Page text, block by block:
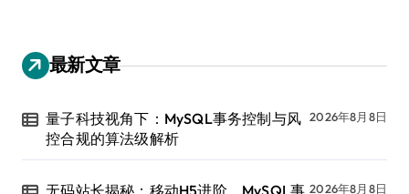
最新文章
量子科技视角下：MySQL事务控制与风
控合规的算法级解析
2026年8月8日
无码站长揭秘：移动H5进阶，MySQL事 2026年8月8日